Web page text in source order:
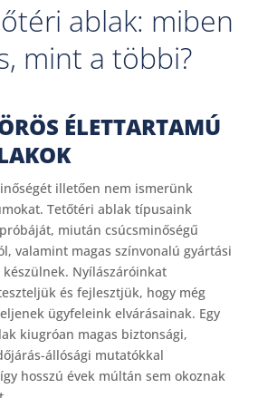
ablak: miben
mint a többi?
ÉLETTARTAMÚ
illetően nem ismerünk
Tetőtéri ablak típusaink
miután csúcsminőségű
valamint magas színvonalú gyártási
Nyílászáróinkat
és fejlesztjük, hogy még
ügyfeleink elvárásainak. Egy
kiugróan magas biztonsági,
állósági mutatókkal
hosszú évek múltán sem okoznak